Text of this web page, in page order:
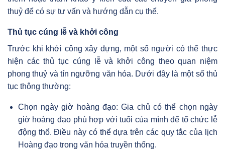
thuỷ để có sự tư vấn và hướng dẫn cụ thể.
Thủ tục cúng lễ và khởi công
Trước khi khởi công xây dựng, một số người có thể thực
hiện các thủ tục cúng lễ và khởi công theo quan niệm
phong thuỷ và tín ngưỡng văn hóa. Dưới đây là một số thủ
tục thông thường:
Chọn ngày giờ hoàng đạo: Gia chủ có thể chọn ngày
giờ hoàng đạo phù hợp với tuổi của mình để tổ chức lễ
động thổ. Điều này có thể dựa trên các quy tắc của lịch
Hoàng đạo trong văn hóa truyền thống.